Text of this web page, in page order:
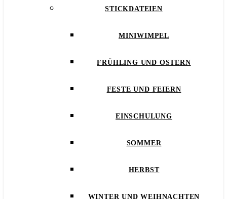
STICKDATEIEN
MINIWIMPEL
FRÜHLING UND OSTERN
FESTE UND FEIERN
EINSCHULUNG
SOMMER
HERBST
WINTER UND WEIHNACHTEN